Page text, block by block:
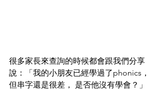
很多家長來查詢的時候都會跟我們分享
說：「我的小朋友已經學過了phonics，
但串字還是很差， 是否他沒有學會？」